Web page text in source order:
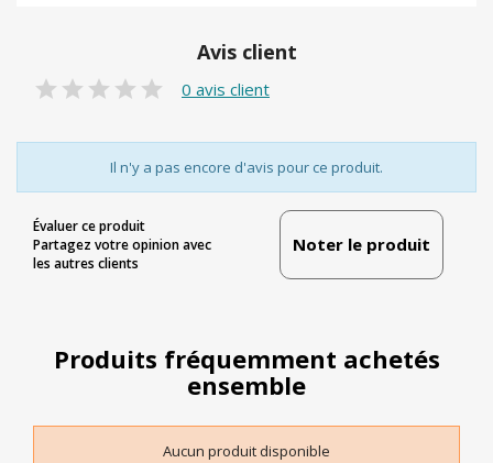
Avis client
0 avis client
Il n'y a pas encore d'avis pour ce produit.
Évaluer ce produit
Partagez votre opinion avec
les autres clients
Noter le produit
Produits fréquemment achetés
ensemble
Aucun produit disponible